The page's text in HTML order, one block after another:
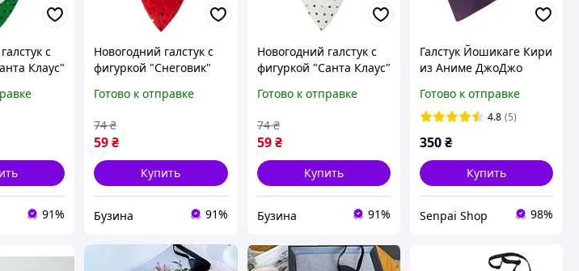
с
Клаус"
91%
Новогодний галстук с
фигуркой "Снеговик"
buzyna
Готово к отправке
59₴
74 ₴
Купить
Бузина 91%
Новогодний галстук с
фигуркой "Санта Клаус"
buzyna
Готово к отправке
59 ₴
74 ₴
Купить
Бузина 91%
Галстук Йошикаге Кири
из Аниме ДжоДжо
Bizarre Adventure
(1314)
Готово к отправке
4.8 (5)
350₴
Купить
Senpai Shop 98%